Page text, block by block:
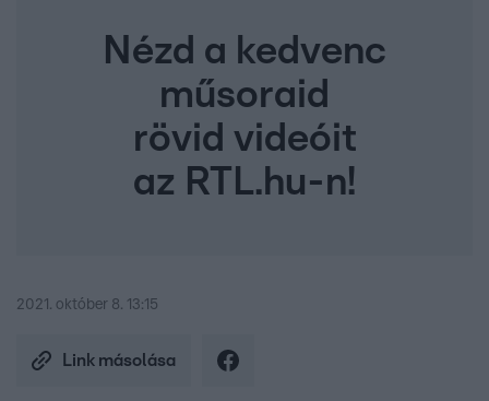
Nézd a kedvenc
műsoraid
rövid videóit
az RTL.hu-n!
2021. október 8. 13:15
Link másolása